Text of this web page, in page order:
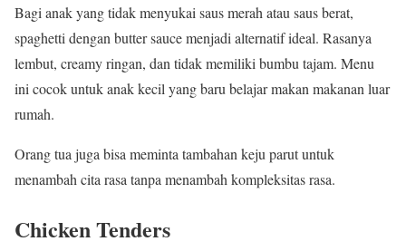
Bagi anak yang tidak menyukai saus merah atau saus berat,
spaghetti dengan butter sauce menjadi alternatif ideal. Rasanya
lembut, creamy ringan, dan tidak memiliki bumbu tajam. Menu
ini cocok untuk anak kecil yang baru belajar makan makanan luar
rumah.
Orang tua juga bisa meminta tambahan keju parut untuk
menambah cita rasa tanpa menambah kompleksitas rasa.
Chicken Tenders